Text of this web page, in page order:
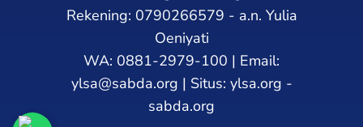
Rekening: 0790266579 - a.n. Yulia
Oeniyati
WA: 0881-2979-100 | Email:
ylsa@sabda.org | Situs: ylsa.org -
sabda.org